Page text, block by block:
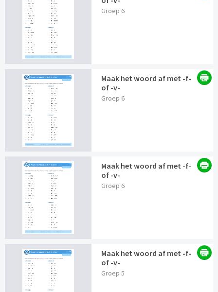
Groep 6
Maak het woord af met -f-
of -v-
Groep 6
Maak het woord af met -f-
of -v-
Groep 6
Maak het woord af met -f-
of -v-
Groep 5